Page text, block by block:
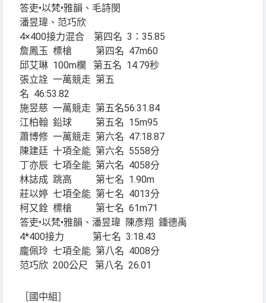
答吏•以梵•雅韻、毛詩閔
潘昱瑋、范巧欣
4×400接力混合 第四名 3：35.85
詹鳳玉 標槍 第四名 47m60
邱艾琳 100m欄 第五名 14.79秒
張立詮 一萬競走 第五
名 46:53.82
施昱慈 一萬競走 第五名56:31.84
江柏翰 鉛球 第五名 15m95
蕭博修 一萬競走 第六名 47:18.87
陳建廷 十項全能 第六名 5558分
丁亦辰 七項全能 第六名 4058分
林誌成 跳高 第七名 1.90m
莊以婷 七項全能 第七名 4013分
柯又銓 標槍 第七名 61m71
答吏•以梵•雅韻、潘昱瑋 陳彥翔 鍾德禹
4*400接力 第七名 3:18.43
龐佩玲 七項全能 第八名 4008分
范巧欣 200公尺 第八名 26.01
［國中組］